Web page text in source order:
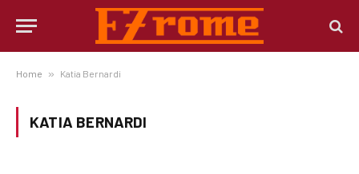
Home » Katia Bernardi
KATIA BERNARDI